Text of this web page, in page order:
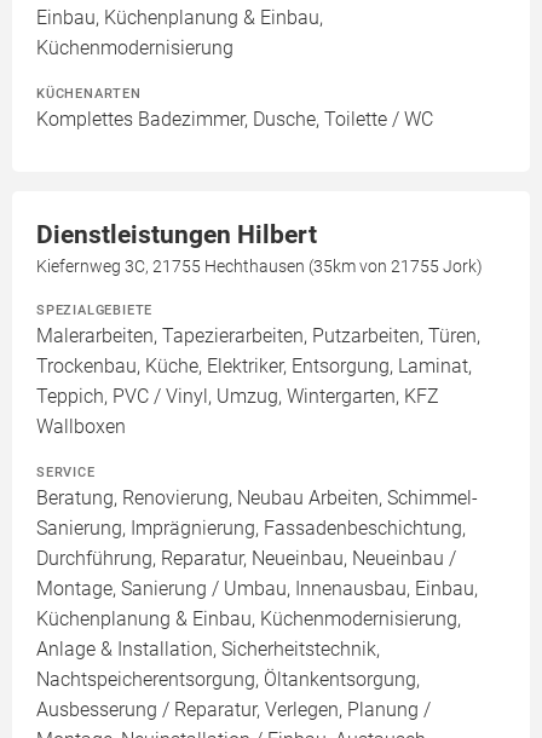
Einbau, Küchenplanung & Einbau,
Küchenmodernisierung
KÜCHENARTEN
Komplettes Badezimmer, Dusche, Toilette / WC
Dienstleistungen Hilbert
Kiefernweg 3C, 21755 Hechthausen (35km von 21755 Jork)
SPEZIALGEBIETE
Malerarbeiten, Tapezierarbeiten, Putzarbeiten, Türen,
Trockenbau, Küche, Elektriker, Entsorgung, Laminat,
Teppich, PVC / Vinyl, Umzug, Wintergarten, KFZ
Wallboxen
SERVICE
Beratung, Renovierung, Neubau Arbeiten, Schimmel-
Sanierung, Imprägnierung, Fassadenbeschichtung,
Durchführung, Reparatur, Neueinbau, Neueinbau /
Montage, Sanierung / Umbau, Innenausbau, Einbau,
Küchenplanung & Einbau, Küchenmodernisierung,
Anlage & Installation, Sicherheitstechnik,
Nachtspeicherentsorgung, Öltankentsorgung,
Ausbesserung / Reparatur, Verlegen, Planung /